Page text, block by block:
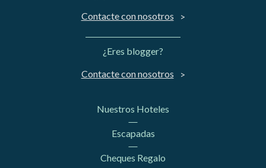
Contacte con nosotros
¿Eres blogger?
Contacte con nosotros
Nuestros Hoteles
Escapadas
Cheques Regalo